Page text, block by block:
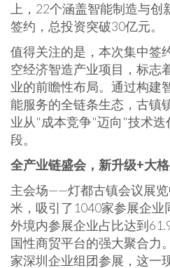
上，22个涵盖智能制造与
签约，总投资突破30亿元。
值得关注的是，本次集中签
空经济智造产业项目，标志
业的前瞻性布局。通过构建
能服务的全链条生态，古镇
业从"成本竞争"迈向"技术
段。
全产业链盛会，新升级+大
主会场——灯都古镇会议展
米，吸引了1040家参展企
外境内参展企业占比达到
国性商贸平台的强大聚合力
家深圳企业组团参展，这一